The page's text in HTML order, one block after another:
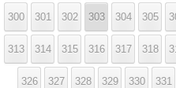
300 301 302 303 304 305
313 314 315 316 317 318
326 327 328 329 330 331